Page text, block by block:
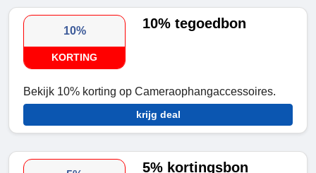
10%
KORTING
10% tegoedbon
Bekijk 10% korting op Cameraophangaccessoires.
krijg deal
5% kortingsbon